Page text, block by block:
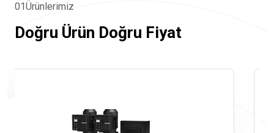
01Ürünlerimiz
Doğru Ürün Doğru Fiyat